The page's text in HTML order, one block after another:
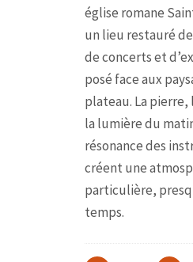
église romane
un lieu restauré
de concerts et
posé face aux
plateau. La pierre,
la lumière du
résonance des
créent une
particulière,
temps.